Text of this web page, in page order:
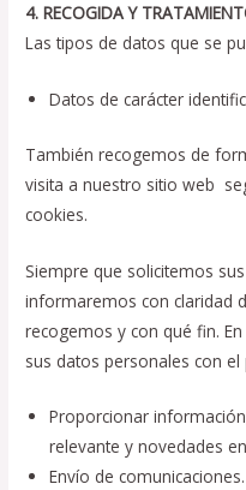
4. RECOGIDA Y
Las tipos de datos que se
Datos de carácter
También recogemos de
visita a nuestro sitio web
cookies.
Siempre que solicitemos
informaremos con claridad
recogemos y con qué fin.
sus datos personales con
Proporcionar
relevante y novedades
Envío de comunicaciones.